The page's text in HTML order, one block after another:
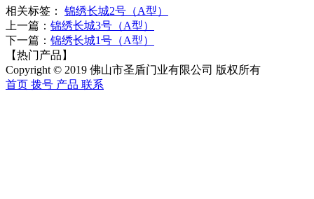
相关标签：
锦绣长城2号（A型）
上一篇： 锦绣长城3号（A型）
下一篇： 锦绣长城1号（A型）
【热门产品】
Copyright © 2019 佛山市圣盾门业有限公司 版权所有
首页 拨号 产品 联系